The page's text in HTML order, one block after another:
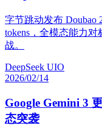
字节跳动发布 Doubao
tokens，全模态能力对
战。
DeepSeek UIO
2026/02/14
Google Gemini 3
态突袭